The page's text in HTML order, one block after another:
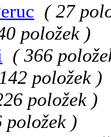
( 27
položek )
( 366
položek )
položek )
položek )